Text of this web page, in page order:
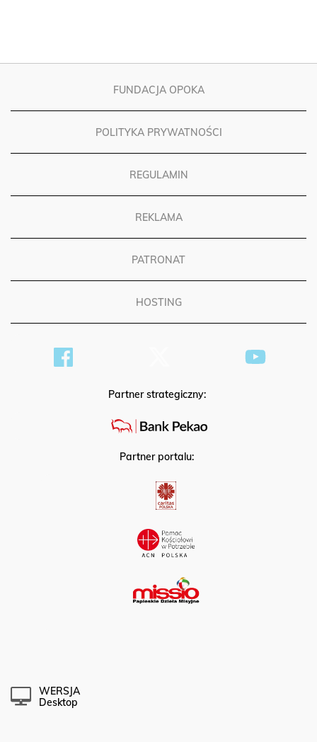
FUNDACJA OPOKA
POLITYKA PRYWATNOŚCI
REGULAMIN
REKLAMA
PATRONAT
HOSTING
Partner strategiczny:
Partner portalu:
WERSJA
Desktop